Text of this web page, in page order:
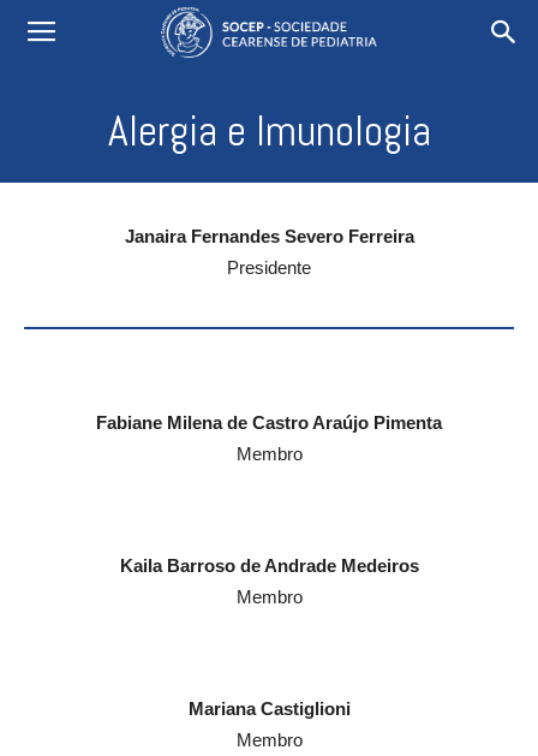
Alergia e Imunologia
Janaira Fernandes Severo Ferreira
Presidente
Fabiane Milena de Castro Araújo Pimenta
Membro
Kaila Barroso de Andrade Medeiros
Membro
Mariana Castiglioni
Membro